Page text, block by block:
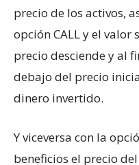
precio de los activos,
opción CALL y el valor
precio desciende y al
debajo del precio
dinero invertido.
Y viceversa con la
beneficios el precio